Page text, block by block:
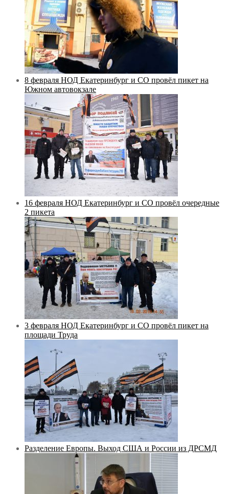
8 февраля НОД Екатеринбург и СО провёл пикет на
Южном автовокзале
16 февраля НОД Екатеринбург и СО провёл очередные
2 пикета
3 февраля НОД Екатеринбург и СО провёл пикет на
площади Труда
Разделение Европы. Выход США и России из ДРСМД